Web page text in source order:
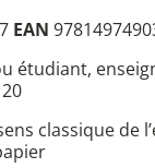
EAN
étudiant,
classique de